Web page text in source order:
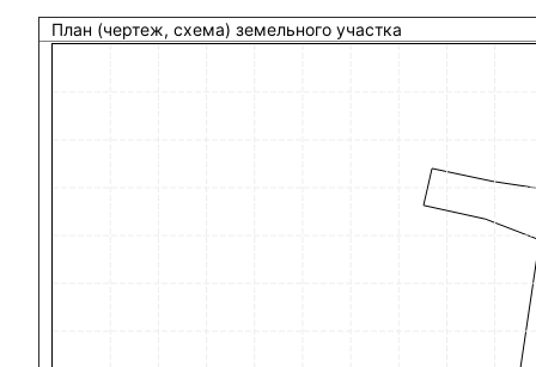
План (чертеж, схема) земельного участка